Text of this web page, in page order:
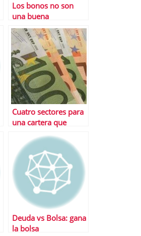
Los bonos no son
una buena
oportunidad
Cuatro sectores para
una cartera que
Deuda vs Bolsa: gana
la bolsa